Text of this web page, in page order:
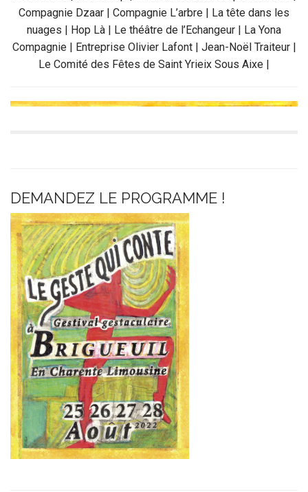
Compagnie Dzaar | Compagnie L’arbre | La tête dans les
nuages | Hop Là | Le théâtre de l’Echangeur | La Yona
Compagnie | Entreprise Olivier Lafont | Jean-Noël Traiteur |
Le Comité des Fêtes de Saint Yrieix Sous Aixe |
DEMANDEZ LE PROGRAMME !